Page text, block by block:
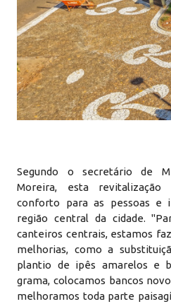
Segundo o secretário de
Moreira, esta revitalização
conforto para as pessoas e
região central da cidade.
canteiros centrais, estamos
melhorias, como a
plantio de ipês amarelos e
grama, colocamos bancos
melhoramos toda parte